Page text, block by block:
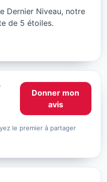
Dernier Niveau, notre
de 5 étoiles.
Donner mon
avis
le premier à partager